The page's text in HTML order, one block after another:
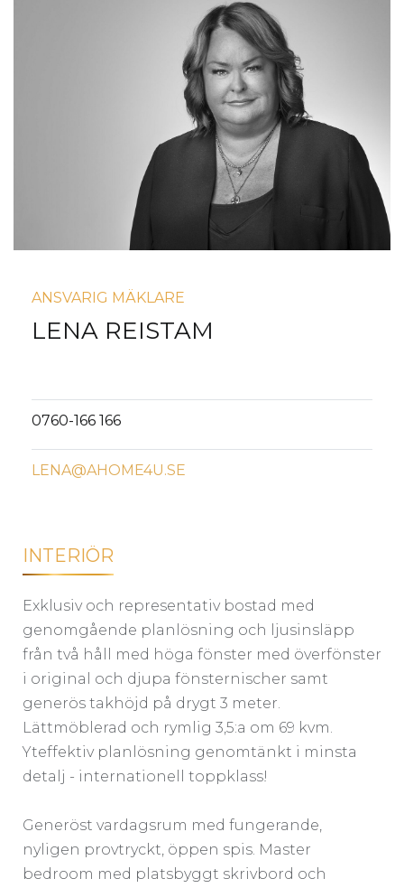
ANSVARIG MÄKLARE
LENA REISTAM
0760-166 166
LENA@AHOME4U.SE
INTERIÖR
Exklusiv och representativ bostad med
genomgående planlösning och ljusinsläpp
från två håll med höga fönster med överfönster
i original och djupa fönsternischer samt
generös takhöjd på drygt 3 meter.
Lättmöblerad och rymlig 3,5:a om 69 kvm.
Yteffektiv planlösning genomtänkt i minsta
detalj - internationell toppklass!
Generöst vardagsrum med fungerande,
nyligen provtryckt, öppen spis. Master
bedroom med platsbyggt skrivbord och